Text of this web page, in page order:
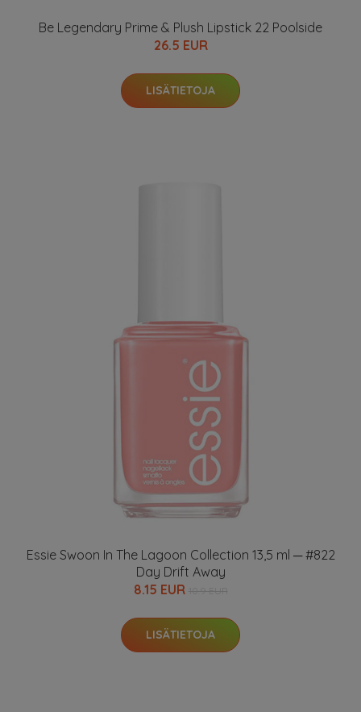
Be Legendary Prime & Plush Lipstick 22 Poolside
26.5 EUR
LISÄTIETOJA
Essie Swoon In The Lagoon Collection 13,5 ml ─ #822
Day Drift Away
8.15 EUR
LISÄTIETOJA